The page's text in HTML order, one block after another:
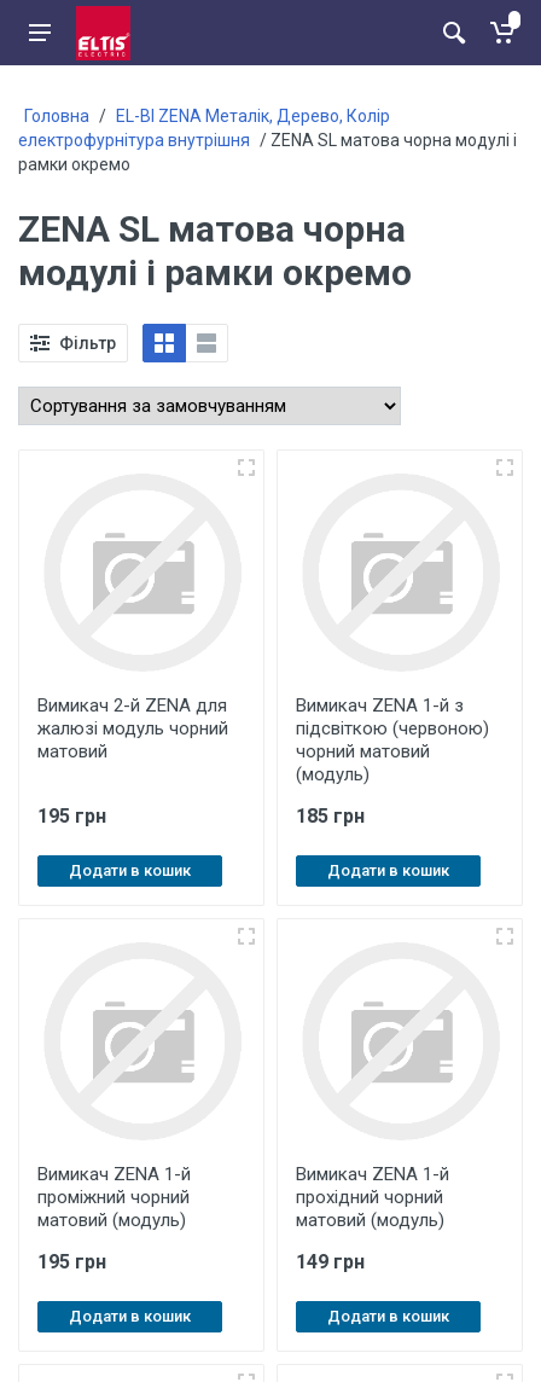
Головна /
EL-BI ZENA Металік, Дерево, Колір
електрофурнітура внутрішня / ZENA SL матова чорна модулі і
рамки окремо
ZENA SL матова чорна
модулі і рамки окремо
Фільтр
Вимикач 2-й ZENA для
жалюзі модуль чорний
матовий
195 грн
Додати в кошик
Вимикач ZENA 1-й з
підсвіткою (червоною)
чорний матовий
(модуль)
185 грн
Додати в кошик
Вимикач ZENA 1-й
проміжний чорний
матовий (модуль)
195 грн
Додати в кошик
Вимикач ZENA 1-й
прохідний чорний
матовий (модуль)
149 грн
Додати в кошик